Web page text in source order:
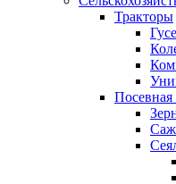
Тракторы
Посевная